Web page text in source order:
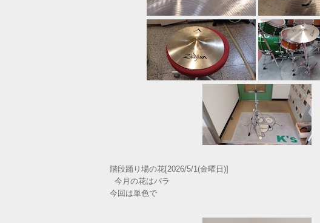
階段踊り場の花[2026/5/1(金曜日)]
今月の花はバラ
今回は単色で